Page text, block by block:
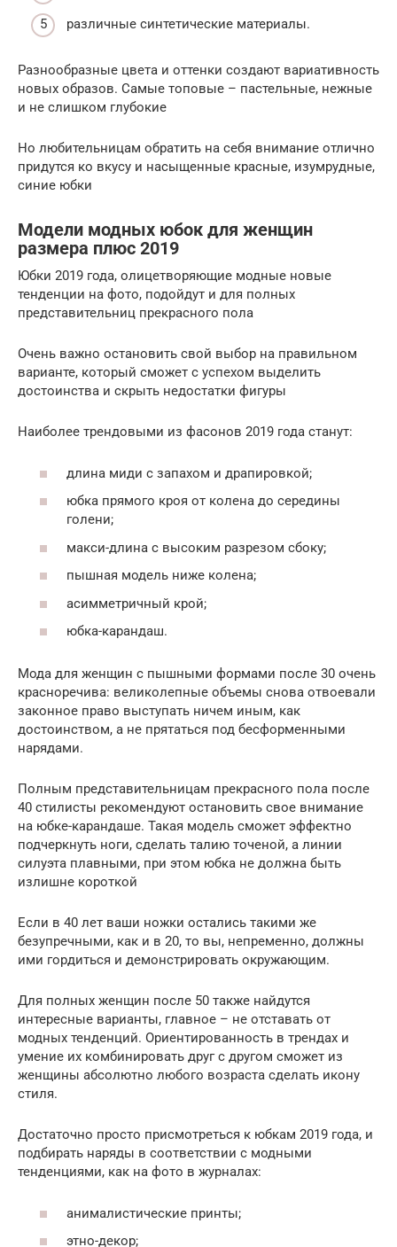
различные синтетические материалы.
Разнообразные цвета и оттенки создают вариативность
новых образов. Самые топовые – пастельные, нежные
и не слишком глубокие
Но любительницам обратить на себя внимание отлично
придутся ко вкусу и насыщенные красные, изумрудные,
синие юбки
Модели модных юбок для женщин
размера плюс 2019
Юбки 2019 года, олицетворяющие модные новые
тенденции на фото, подойдут и для полных
представительниц прекрасного пола
Очень важно остановить свой выбор на правильном
варианте, который сможет с успехом выделить
достоинства и скрыть недостатки фигуры
Наиболее трендовыми из фасонов 2019 года станут:
длина миди с запахом и драпировкой;
юбка прямого кроя от колена до середины
голени;
макси-длина с высоким разрезом сбоку;
пышная модель ниже колена;
асимметричный крой;
юбка-карандаш.
Мода для женщин с пышными формами после 30 очень
красноречива: великолепные объемы снова отвоевали
законное право выступать ничем иным, как
достоинством, а не прятаться под бесформенными
нарядами.
Полным представительницам прекрасного пола после
40 стилисты рекомендуют остановить свое внимание
на юбке-карандаше. Такая модель сможет эффектно
подчеркнуть ноги, сделать талию точеной, а линии
силуэта плавными, при этом юбка не должна быть
излишне короткой
Если в 40 лет ваши ножки остались такими же
безупречными, как и в 20, то вы, непременно, должны
ими гордиться и демонстрировать окружающим.
Для полных женщин после 50 также найдутся
интересные варианты, главное – не отставать от
модных тенденций. Ориентированность в трендах и
умение их комбинировать друг с другом сможет из
женщины абсолютно любого возраста сделать икону
стиля.
Достаточно просто присмотреться к юбкам 2019 года, и
подбирать наряды в соответствии с модными
тенденциями, как на фото в журналах:
анималистические принты;
этно-декор;